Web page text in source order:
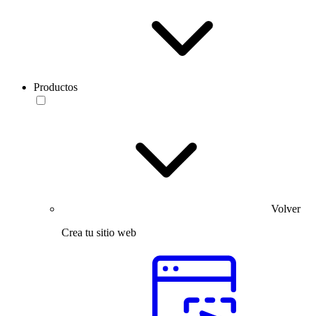
Productos
Volver
Crea tu sitio web